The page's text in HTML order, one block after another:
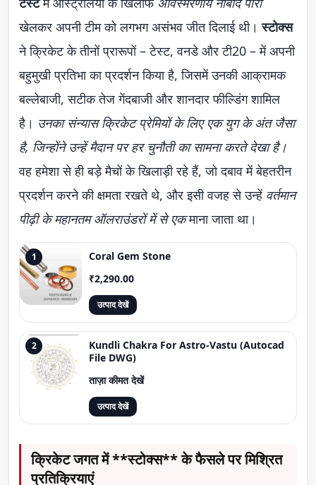
खेलकर अपनी टीम को लगभग असंभव जीत दिलाई थी।स्टोक्स
ने क्रिकेट के तीनों प्रारूपों – टेस्ट, वनडे और टी20 – में अपनी
बहुमुखी प्रतिभा का प्रदर्शन किया है, जिसमें उनकी आक्रामक
बल्लेबाजी, सटीक तेज गेंदबाजी और शानदार फील्डिंग शामिल
है। उनका संन्यास क्रिकेट प्रेमियों के लिए एक युग के अंत जैसा
है, जिन्होंने उन्हें मैदान पर हर चुनौती का सामना करते देखा है।
वह हमेशा से ही बड़े मैचों के खिलाड़ी रहे हैं, जो दबाव में बेहतरीन
प्रदर्शन करने की क्षमता रखते थे, और इसी वजह से उन्हें वर्तमान
पीढ़ी के महानतम ऑलराउंडरों में से एकमाना जाता था।
1
Coral Gem Stone
₹2,290.00
उत्पाद देखें
2
Kundli Chakra For Astro-Vastu (Autocad
File DWG)
ताज़ा कीमत देखें
उत्पाद देखें
क्रिकेट जगत में **स्टोक्स** के फैसले पर मिश्रित
प्रतिक्रियाएं